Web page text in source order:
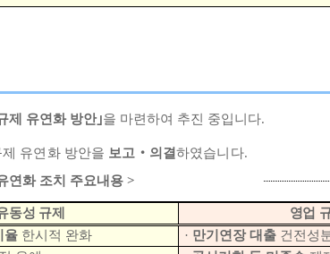
제 유연화 방안｣을 마련하여 추진 중입니다.
제 유연화 방안을 보고 ‧ 의결하였습니다.
연화 조치 주요내용 >
동성 규제
영업
율 한시적 완화 · 만기연장 대출 건전성